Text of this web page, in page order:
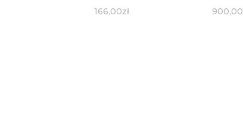
166,00zł 900,00